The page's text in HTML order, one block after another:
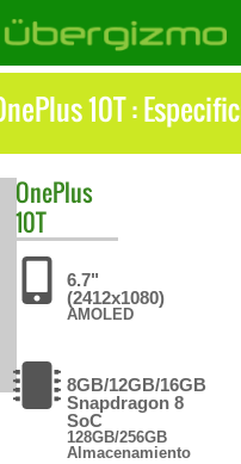
10T :
OnePlus
10T
6.7"
(2412x1080)
AMOLED
8GB/12GB/16GB
Snapdragon 8
SoC
128GB/256GB
Almacenamiento